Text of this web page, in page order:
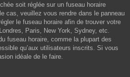
soit réglée sur un fuseau horaire
cas, veuillez vous rendre dans le panneau
le fuseau horaire afin de trouver votre
Paris, New York, Sydney, etc.
fuseau horaire, comme la plupart des
qu’aux utilisateurs inscrits. Si vous
idéale de le faire.